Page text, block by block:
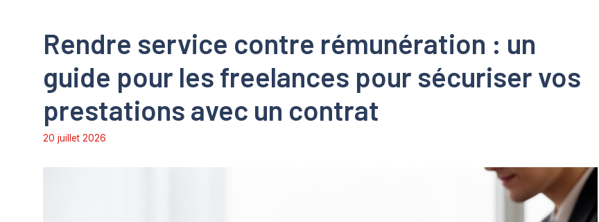
Rendre service contre rémunération : un
guide pour les freelances pour sécuriser vos
prestations avec un contrat
20 juillet 2026